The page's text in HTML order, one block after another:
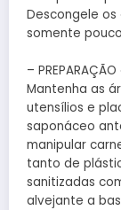
Descongele
somente
–
Mantenha as
utensílios e
saponáceo
manipular
tanto de
sanitizadas
alvejante a